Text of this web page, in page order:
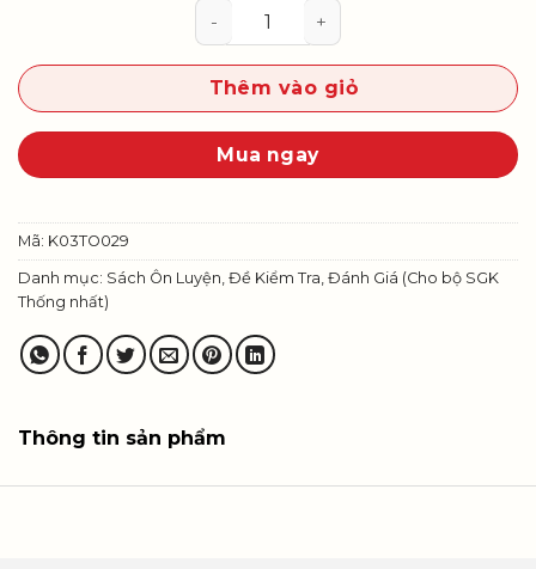
30 Đề Ôn luyện và kiểm tra Toán
Thêm vào giỏ
Mua ngay
Mã: K03TO029
Danh mục: Sách Ôn Luyện, Đề Kiểm Tra, Đánh Giá (Cho bộ SGK
Thống nhất)
Thông tin sản phẩm